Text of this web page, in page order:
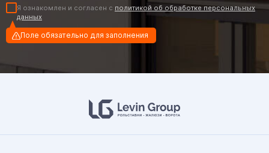
Я ознакомлен и согласен с политикой об обработке персональных
данных
Поле обязательно для заполнения